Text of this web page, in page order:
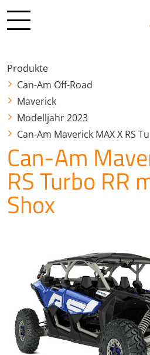
Produkte
Can-Am Off-Road
Maverick
Modelljahr 2023
Can-Am Maverick MAX X RS
Can-Am
RS Turbo RR
Shox